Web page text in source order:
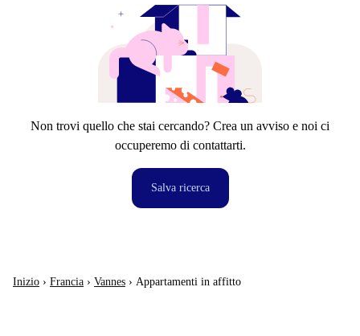
Non trovi quello che stai cercando? Crea un avviso e noi ci
occuperemo di contattarti.
Salva ricerca
Inizio › Francia › Vannes › Appartamenti in affitto